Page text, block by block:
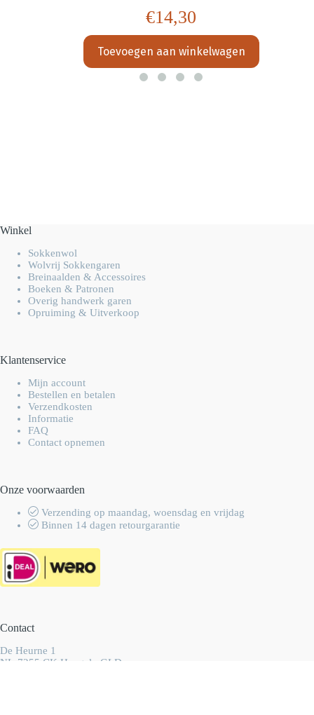
€14,30
Toevoegen aan winkelwagen
Winkel
Sokkenwol
Wolvrij Sokkengaren
Breinaalden & Accessoires
Boeken & Patronen
Overig handwerk garen
Opruiming & Uitverkoop
Klantenservice
Mijn account
Bestellen en betalen
Verzendkosten
Informatie
FAQ
Contact opnemen
Onze voorwaarden
Verzending op maandag, woensdag en vrijdag
Binnen 14 dagen retourgarantie
Contact
De Heurne 1
NL-7255 CK Hengelo GLD